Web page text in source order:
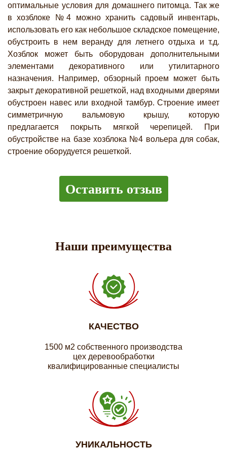
оптимальные условия для домашнего питомца. Так же
в хозблоке №4 можно хранить садовый инвентарь,
использовать его как небольшое складское помещение,
обустроить в нем веранду для летнего отдыха и т.д.
Хозблок может быть оборудован дополнительными
элементами декоративного или утилитарного
назначения. Например, обзорный проем может быть
закрыт декоративной решеткой, над входными дверями
обустроен навес или входной тамбур. Строение имеет
симметричную вальмовую крышу, которую
предлагается покрыть мягкой черепицей. При
обустройстве на базе хозблока №4 вольера для собак,
строение оборудуется решеткой.
Оставить отзыв
Наши преимущества
КАЧЕСТВО
1500 м2 собственного производства
цех деревообработки
квалифицированные специалисты
УНИКАЛЬНОСТЬ